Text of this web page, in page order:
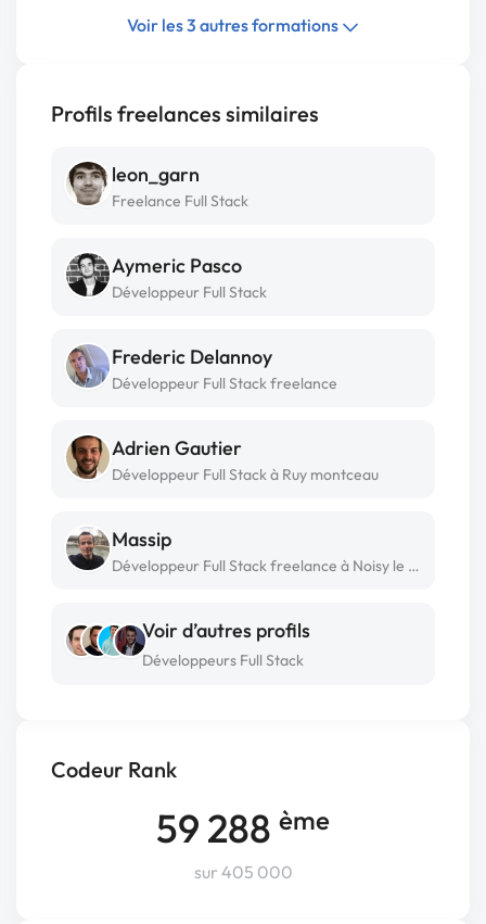
Codeur Rank
59 288 ème
sur 405 000
Voir les 3 autres formations
Profils freelances similaires
leon_garn
Freelance Full Stack
Aymeric Pasco
Développeur Full Stack
Frederic Delannoy
Développeur Full Stack freelance
Adrien Gautier
Développeur Full Stack à Ruy montceau
Massip
Développeur Full Stack freelance à Noisy le grand
Voir d’autres profils
Développeurs Full Stack